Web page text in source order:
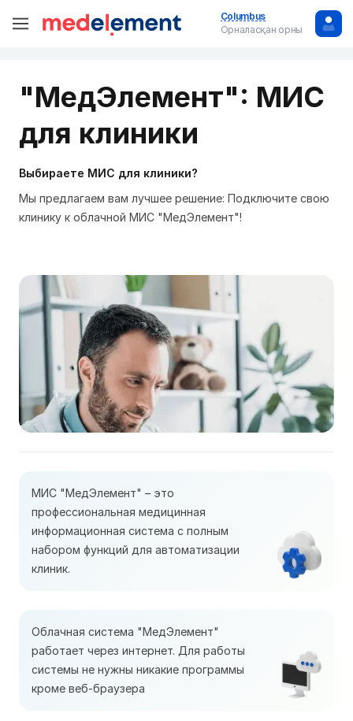
Columbus
Орналасқан орны
"МедЭлемент": МИС
для клиники
Выбираете МИС для клиники?
Мы предлагаем вам лучшее решение: Подключите свою
клинику к облачной МИС "МедЭлемент"!
МИС "МедЭлемент" – это
профессиональная медицинная
информационная система с полным
набором функций для автоматизации
клиник.
Облачная система "МедЭлемент"
работает через интернет. Для работы
системы не нужны никакие программы
кроме веб-браузера